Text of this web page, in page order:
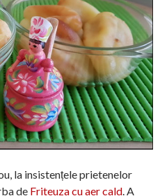
la insistențele prietenelor
de Friteuza cu aer cald. A